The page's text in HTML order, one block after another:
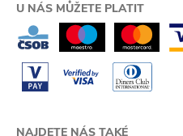
U NÁS MŮŽETE PLATIT
NAJDETE NÁS TAKÉ